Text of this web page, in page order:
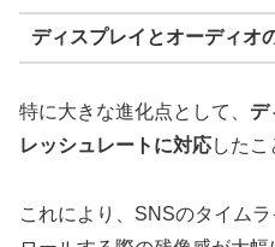
ディスプレイとオーディオ
特に大きな進化点として、 デ
レッシュレートに対応したこ
これにより、SNSのタイム